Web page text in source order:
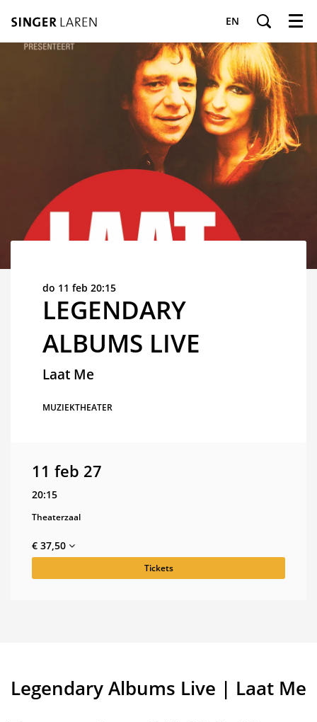
EN Menu
LEGENDARY
ALBUMS LIVE
Laat Me
do 11 feb 20:15
MUZIEKTHEATER
11 feb 27
20:15
Theaterzaal
€ 37,50
Tickets
Legendary Albums Live | Laat Me